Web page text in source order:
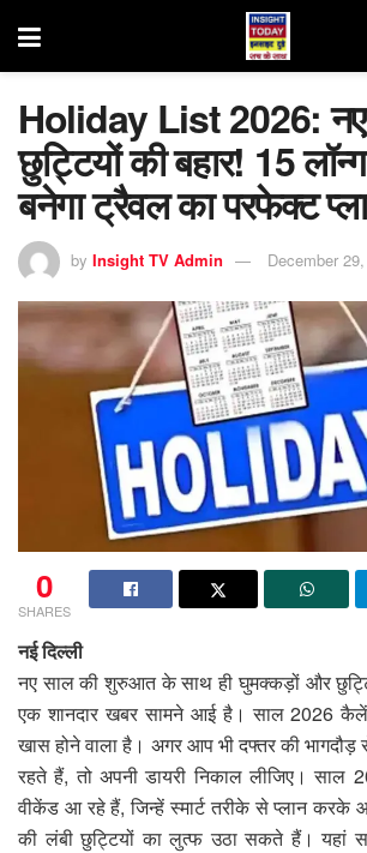
Holiday List 2026:
छुट्टियों की बहार! 15
बनेगा ट्रैवल का परफेक्ट
by Insight TV Admin December
0
SHARES
नई दिल्ली
नए साल की शुरुआत के साथ ही घुमक्कड़ों और
एक शानदार खबर सामने आई है। साल 2026
खास होने वाला है। अगर आप भी दफ्तर की
रहते हैं, तो अपनी डायरी निकाल लीजिए।
वीकेंड आ रहे हैं, जिन्हें स्मार्ट तरीके से प्लान करके
की लंबी छुट्टियों का लुत्फ उठा सकते हैं। यहां